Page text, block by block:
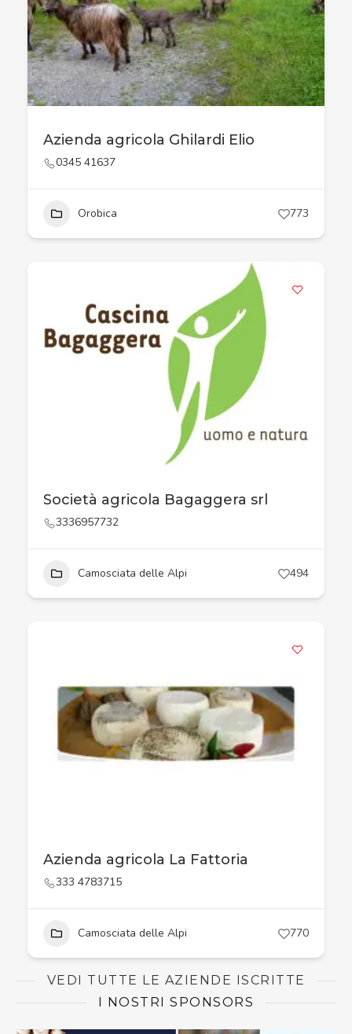
Azienda agricola Ghilardi Elio
0345 41637
Orobica 773
Società agricola Bagaggera srl
3336957732
Camosciata delle Alpi 494
Azienda agricola La Fattoria
333 4783715
Camosciata delle Alpi 770
VEDI TUTTE LE AZIENDE ISCRITTE
I NOSTRI SPONSORS